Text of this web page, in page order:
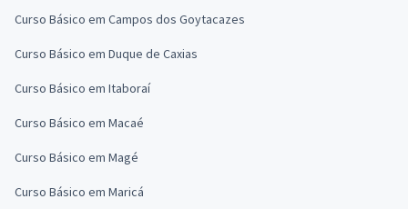
Curso Básico em Campos dos Goytacazes
Curso Básico em Duque de Caxias
Curso Básico em Itaboraí
Curso Básico em Macaé
Curso Básico em Magé
Curso Básico em Maricá